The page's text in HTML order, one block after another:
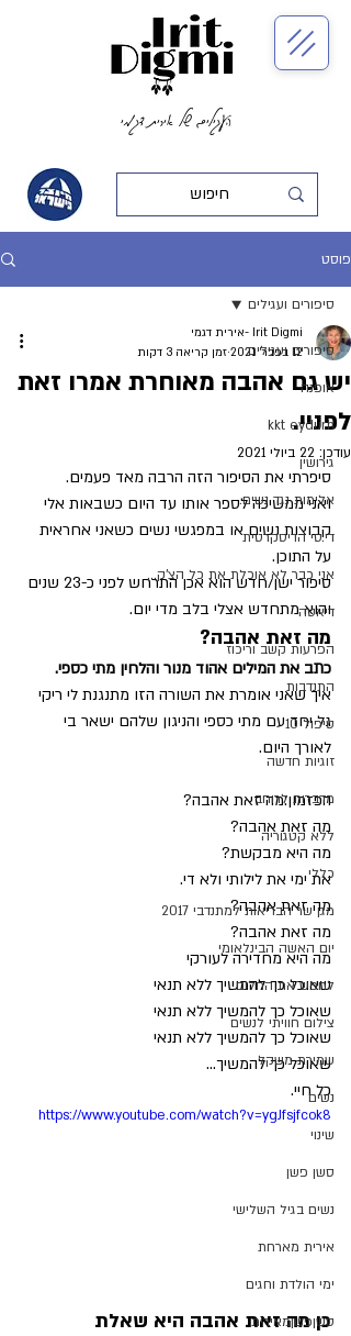
העגילים של אירית דגמי
פוסט
סיפורים ועגילים
אופנה
kkt eydurh
גירושין
אלימות נגד נשים.
די.סי הדיסקרטית
אני כבר לא אוכלת את כל הצ'ק...
דיאטה
הפרעות קשב וריכוז
התנדבות
טיפול 10
זוגיות חדשה
מדברות לרוחב
ללא קטגוריה
כללי
מגן שר הבריאות למתנדבי 2017
יום האשה הבינלאומי
לחפש את החלום.
צילום חוויתי לנשים
שמירת משקל
נשים
שינוי
סשן פשן
נשים בגיל השלישי
אירית מארחת
ימי הולדת וחגים
סשןפשןמאירית
סיפורים ועגילים
יש גם אהבה מאוחרת אמרו זאת
לפניי.
Irit Digmi -אירית דגמי
12 בפבר׳ 2021
זמן קריאה 3 דקות
עודכן: 22 ביולי 2021
סיפרתי את הסיפור הזה הרבה מאד פעמים.
ואני ממשיכה לספר אותו עד היום כשבאות אלי
קבוצות נשים או במפגשי נשים כשאני אחראית
על התוכן.
סיפור ישן/חדש הוא אכן התרחש לפני כ-23 שנים
והוא מתחדש אצלי בלב מדי יום.
מה זאת אהבה?
כתב את המילים אהוד מנור והלחין מתי כספי.
איך שאני אומרת את השורה הזו מתנגנת לי ריקי
גל יחד עם מתי כספי והניגון שלהם ישאר בי
לאורך היום.
הפזמון:מה זאת אהבה?
מה זאת אהבה?
מה היא מבקשת?
את ימי את לילותי ולא די.
מה זאת אהבה?
מה זאת אהבה?
מה היא מחדירה לעורקי
שאוכל כך להמשיך ללא תנאי
שאוכל כך להמשיך ללא תנאי
שאוכל כך להמשיך ללא תנאי
שאוכל כך להמשיך...
כל חיי.
https://www.youtube.com/watch?v=ygJfsjfcok8
כן מה זאת אהבה היא שאלת